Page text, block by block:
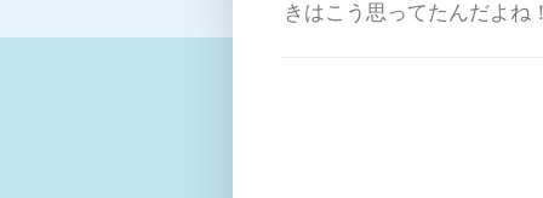
きはこう思ってたんだよ